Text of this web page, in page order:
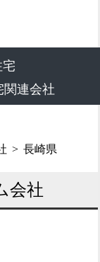
宅
関連会社
長崎県
会社